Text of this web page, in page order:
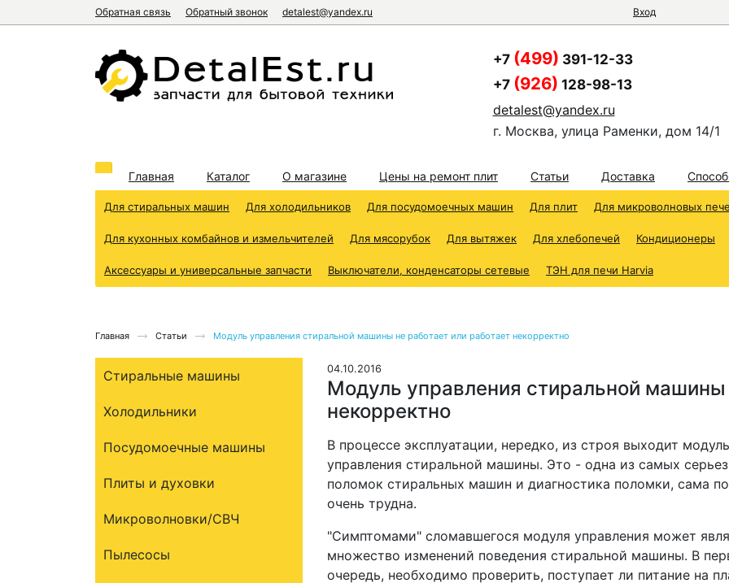
Обратная связь Обратный звонок detalest@yandex.ru Вход
+7 (499) 391-12-33
+7 (926) 128-98-13
detalest@yandex.ru
г. Москва, улица Раменки, дом 14/1
Главная Каталог О магазине Цены на ремонт плит Статьи Доставка
Для стиральных машин Для холодильников Для посудомоечных машин Для плит Для микроволновых
Для кухонных комбайнов и измельчителей Для мясорубок Для вытяжек Для хлебопечей Кондиционеры
Аксессуары и универсальные запчасти Выключатели, конденсаторы сетевые ТЭН для печи Harvia
Главная Статьи Модуль управления стиральной машины не работает или работает некорректно
04.10.2016
Модуль управления стиральной машины
некорректно
В процессе эксплуатации, нередко, из строя выходит модуль
управления стиральной машины. Это - одна из самых
поломок стиральных машин и диагностика поломки, сама
очень трудна.
"Симптомами" сломавшегося модуля управления может
множество изменений поведения стиральной машины. В
очередь, необходимо проверить, поступает ли питание на
Стиральные машины
Холодильники
Посудомоечные машины
Плиты и духовки
Микроволновки/СВЧ
Пылесосы